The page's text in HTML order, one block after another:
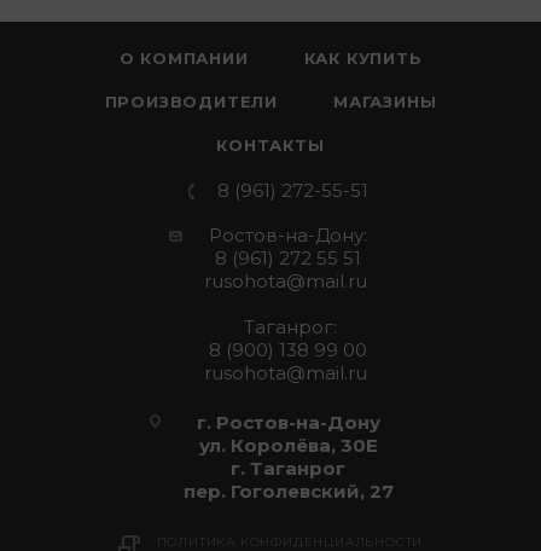
О КОМПАНИИ КАК КУПИТЬ
ПРОИЗВОДИТЕЛИ МАГАЗИНЫ
КОНТАКТЫ
8 (961) 272-55-51
Ростов-на-Дону:
8 (961) 272 55 51
rusohota@mail.ru
Таганрог:
8 (900) 138 99 00
rusohota@mail.ru
г. Ростов-на-Дону
ул. Королёва, 30Е
г. Таганрог
пер. Гоголевский, 27
ПОЛИТИКА КОНФИДЕНЦИАЛЬНОСТИ